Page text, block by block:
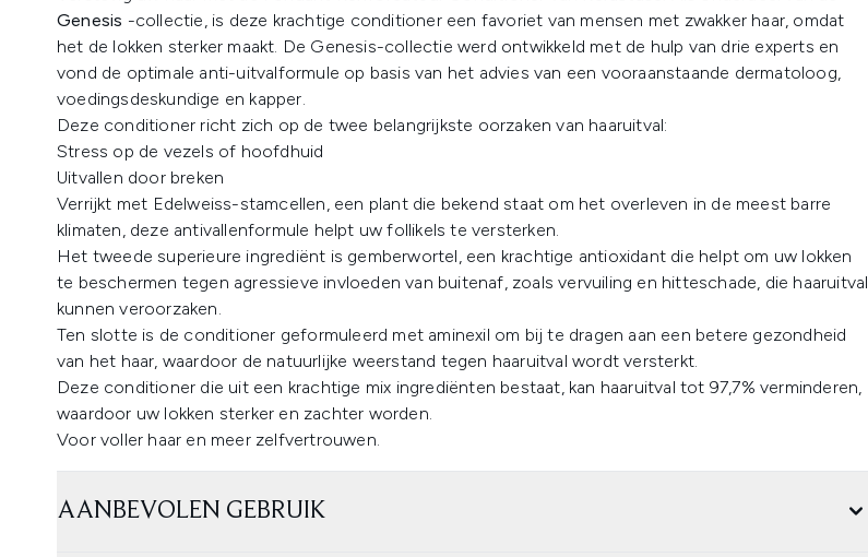
Genesis -collectie, is deze krachtige conditioner een favoriet van mensen met zwakker haar, omdat
het de lokken sterker maakt. De Genesis-collectie werd ontwikkeld met de hulp van drie experts en
vond de optimale anti-uitvalformule op basis van het advies van een vooraanstaande dermatoloog,
voedingsdeskundige en kapper.
Deze conditioner richt zich op de twee belangrijkste oorzaken van haaruitval:
Stress op de vezels of hoofdhuid
Uitvallen door breken
Verrijkt met Edelweiss-stamcellen, een plant die bekend staat om het overleven in de meest barre
klimaten, deze antivallenformule helpt uw follikels te versterken.
Het tweede superieure ingrediënt is gemberwortel, een krachtige antioxidant die helpt om uw lokken
te beschermen tegen agressieve invloeden van buitenaf, zoals vervuiling en hitteschade, die haaruitval
kunnen veroorzaken.
Ten slotte is de conditioner geformuleerd met aminexil om bij te dragen aan een betere gezondheid
van het haar, waardoor de natuurlijke weerstand tegen haaruitval wordt versterkt.
Deze conditioner die uit een krachtige mix ingrediënten bestaat, kan haaruitval tot 97,7% verminderen,
waardoor uw lokken sterker en zachter worden.
Voor voller haar en meer zelfvertrouwen.
AANBEVOLEN GEBRUIK